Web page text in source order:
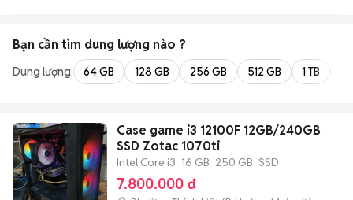
Bạn cần tìm dung lượng nào ?
Dung lượng: 64 GB 128 GB 256 GB 512 GB 1 TB
Case game i3 12100F 12GB/240GB
SSD Zotac 1070ti
Intel Core i3 16 GB 250 GB SSD
7.800.000 đ